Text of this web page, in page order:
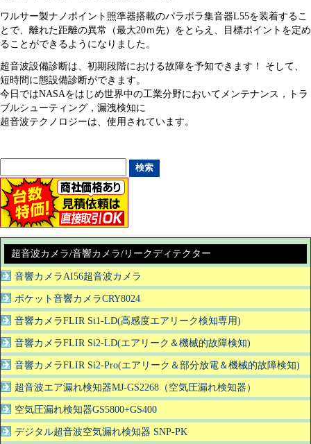
ワルサー製ナノポイント照準器搭載のパラボラ集音器L55を装着するこ
とで、離れた距離の異常（最大20ｍ先）をとらえ、目標ポイントを定め
ることができるようになりました。
超音波設備診断は、初期段階における故障を予知できます！ そして、
短時間に態設備診断ができます。
今日ではNASAをはじめ世界中の工業分野においてメンテナンス，トラ
ブルシューティング，漏洩検知に
超音波テクノロジーは、使用されています。
超音波カメラ/音響カメラ/リークディテクター
音響カメラAI56超音波カメラ
ポケット音響カメラCRY8024
音響カメラFLIR Si1-LD(高感度エアリーク検知専用)
音響カメラFLIR Si2-LD(エアリーク＆機械的故障検知)
音響カメラFLIR Si2-Pro(エアリーク＆部分放電＆機械的故障検知)
超音波エア漏れ検知器MJ-GS2268（空気圧漏れ検知器）
空気圧漏れ検知器GS5800+GS400
デジタル超音波空気漏れ検知器 SNP-PK